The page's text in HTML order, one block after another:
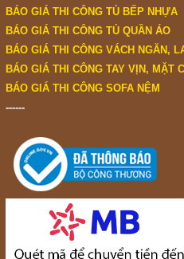
BÁO GIÁ THI CÔNG TỦ BẾP NHỰA
BÁO GIÁ THI CÔNG TỦ QUẦN ÁO
BÁO GIÁ THI CÔNG VÁCH NGĂN,
BÁO GIÁ THI CÔNG TAY VỊN, MẶT
BÁO GIÁ THI CÔNG SOFA NỆM
------